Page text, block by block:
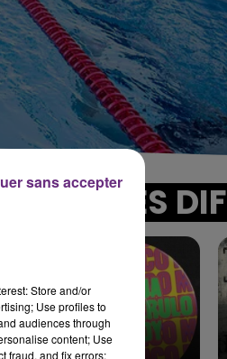
TITRES
Store and/or
Use profiles to
audiences through
content; Use
fraud, and fix errors;
sans accepter